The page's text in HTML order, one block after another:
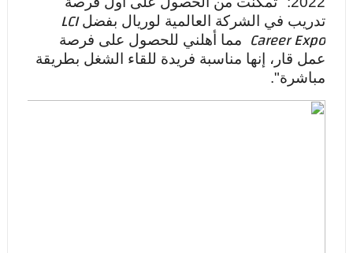
تدريب في الشركة العالمية لوريال بفضلLCI
Career Expo
مما أهلني للحصول على فرصة
عمل قار، إنها مناسبة فريدة للقاء الشغل بطريقة
مباشرة".